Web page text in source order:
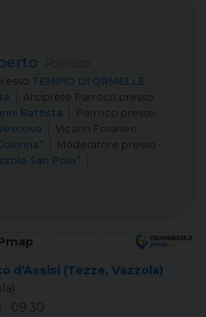
TEMPIO DI ORMELLE
Arciprete Parroco presso
Battista
Parroco presso
Vicario Foraneo
Moderatore presso
San Polo”
d'Assisi (Tezze, Vazzola)
09.30